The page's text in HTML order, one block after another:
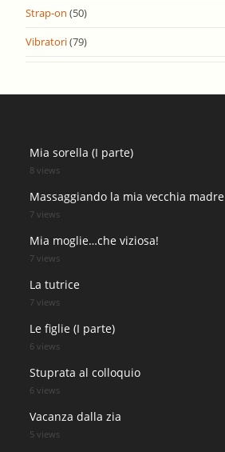
Strap-on (50)
Vibratori(79)
Mia sorella (I parte)
8 views
Massaggiando la mia vecchia madre
7 views
Mia moglie…che viziosa!
7 views
La tutrice
7 views
Le figlie (I parte)
6 views
Stuprata al colloquio
6 views
Vacanza dalla zia
5 views